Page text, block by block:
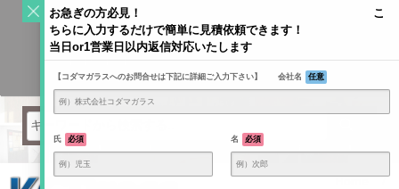
KODAMAGLASS公式ブログ | ガラス情報発信メディア
Home /
お急ぎの方必見！ こ
ちらに入力するだけで簡単に見積依頼できます！
当日or1営業日以内返信対応いたします
【コダマガラスへのお問合せは下記に詳細ご入力下さい】 会社名 任意
氏 必須 名 必須